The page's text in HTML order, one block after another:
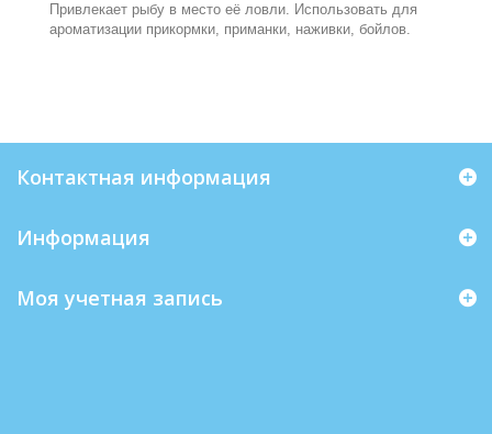
Привлекает рыбу в место её ловли. Использовать для
ароматизации прикормки, приманки, наживки, бойлов.
Контактная информация
Информация
Моя учетная запись